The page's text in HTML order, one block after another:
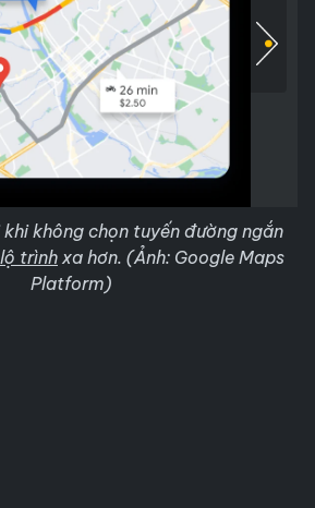
không chọn tuyến đường ngắn
lộ trình xa hơn. (Ảnh: Google Maps
Platform)